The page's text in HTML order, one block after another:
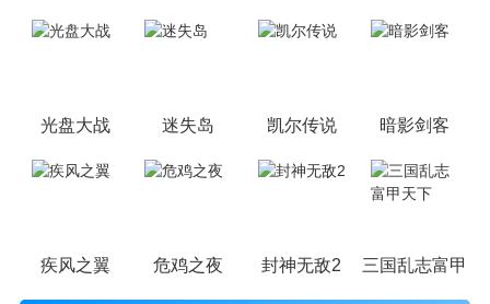
子玩，因为很多游戏厂商会故意把游戏中添加进入卡通元素，这也
光盘大战 迷失岛 凯尔传说 暗影剑客
疾风之翼 危鸡之夜 封神无敌2 三国乱志富甲天